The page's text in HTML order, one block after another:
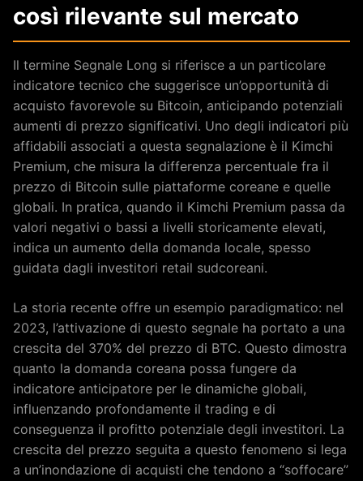
così rilevante sul mercato
Il termine Segnale Long si riferisce a un particolare
indicatore tecnico che suggerisce un’opportunità di
acquisto favorevole su Bitcoin, anticipando potenziali
aumenti di prezzo significativi. Uno degli indicatori più
affidabili associati a questa segnalazione è il Kimchi
Premium, che misura la differenza percentuale fra il
prezzo di Bitcoin sulle piattaforme coreane e quelle
globali. In pratica, quando il Kimchi Premium passa da
valori negativi o bassi a livelli storicamente elevati,
indica un aumento della domanda locale, spesso
guidata dagli investitori retail sudcoreani.
La storia recente offre un esempio paradigmatico: nel
2023, l’attivazione di questo segnale ha portato a una
crescita del 370% del prezzo di BTC. Questo dimostra
quanto la domanda coreana possa fungere da
indicatore anticipatore per le dinamiche globali,
influenzando profondamente il trading e di
conseguenza il profitto potenziale degli investitori. La
crescita del prezzo seguita a questo fenomeno si lega
a un’inondazione di acquisti che tendono a “soffocare”